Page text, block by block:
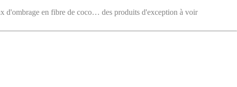
en fibre de coco… des produits d'exception à voir